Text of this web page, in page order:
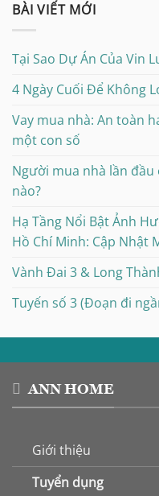
BÀI VIẾT MỚI
Tại Sao Dự Án Của Vin
4 Ngày Cuối Để Không
Vay mua nhà: An toàn
một con số
Người mua nhà lần
nào?
Hạ Tầng Nổi Bật Ảnh
Hồ Chí Minh: Cập Nhật
Vành Đai 3 & Long
Tuyến số 3 (Đoạn đi
ANN HOME
Giới thiệu
Tuyển dụng